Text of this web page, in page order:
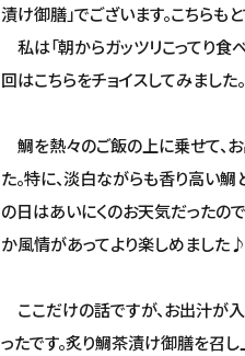
漬け御膳」でございます。こちらも
私は「朝からガッツリこってり食
回はこちらをチョイスしてみました。
鯛を熱々のご飯の上に乗せて、
た。特に、淡白ながらも香り高い鯛
の日はあいにくのお天気だったの
か風情があってより楽しめました♪
ここだけの話ですが、お出汁が
ったです。炙り鯛茶漬け御膳を召